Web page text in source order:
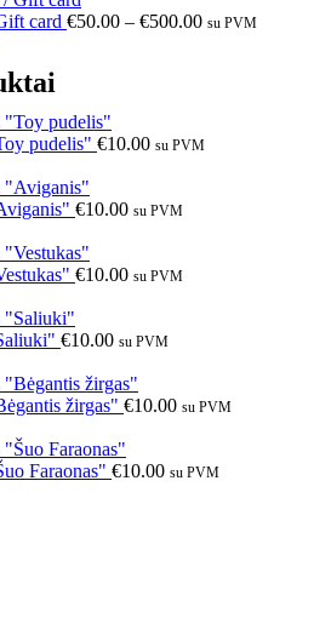
card €50.00 – €500.00 su PVM
pudelis" €10.00 su PVM
€10.00 su PVM
€10.00 su PVM
€10.00 su PVM
žirgas" €10.00 su PVM
Faraonas" €10.00 su PVM